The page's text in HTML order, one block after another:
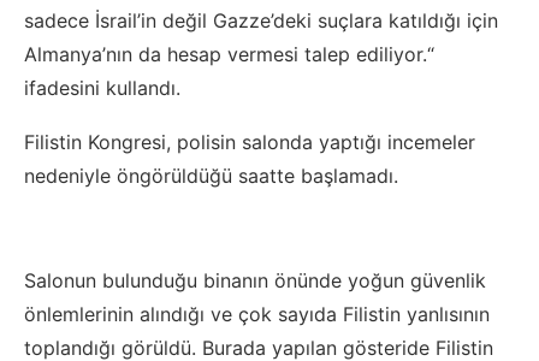
sadece İsrail’in değil Gazze’deki suçlara katıldığı için
Almanya’nın da hesap vermesi talep ediliyor.“
ifadesini kullandı.
Filistin Kongresi, polisin salonda yaptığı incemeler
nedeniyle öngörüldüğü saatte başlamadı.
Salonun bulunduğu binanın önünde yoğun güvenlik
önlemlerinin alındığı ve çok sayıda Filistin yanlısının
toplandığı görüldü. Burada yapılan gösteride Filistin